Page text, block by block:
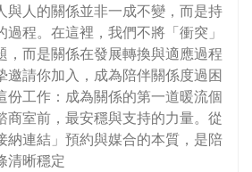
與人的關係並非一成不變，而是持
程。在這裡，我們不將「衝突」
，而是關係在發展轉換與適應過程
邀請你加入，成為陪伴關係度過困
工作：成為關係的第一道暖流個
商室前，最安穩與支持的力量。從
納連結」預約與媒合的本質，是陪
清晰穩定